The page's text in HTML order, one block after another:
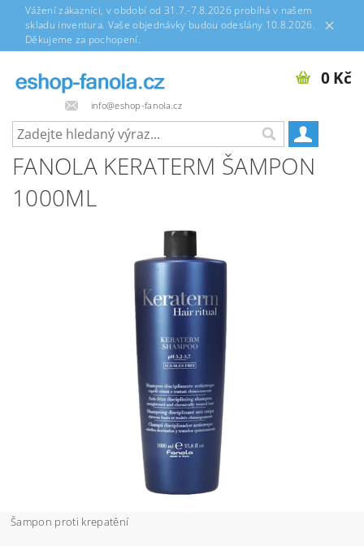
Vážení zákazníci, v období od 31.7.-7.8.2026 probíhá v našem
skladu inventura. Vaše objednávky budou odeslány 10.8.2026.
Děkujeme za pochopení.
info@eshop-fanola.cz
0 Kč
FANOLA KERATERM ŠAMPON
1000ML
Šampon proti krepatění